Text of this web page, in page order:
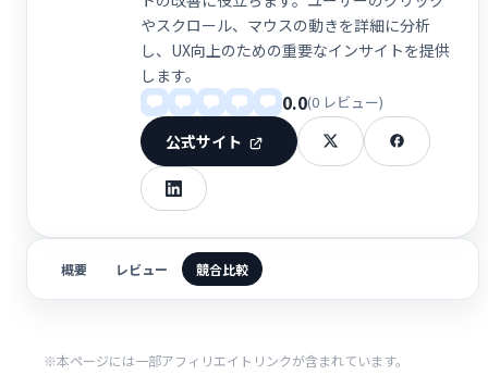
やスクロール、マウスの動きを詳細に分析
し、UX向上のための重要なインサイトを提供
します。
0.0(0 レビュー)
公式サイト
概要 レビュー 競合比較
※本ページには一部アフィリエイトリンクが含まれています。